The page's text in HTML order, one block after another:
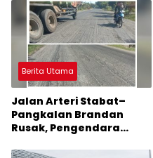
Berita Utama
Jalan Arteri Stabat–
Pangkalan Brandan
Rusak, Pengendara